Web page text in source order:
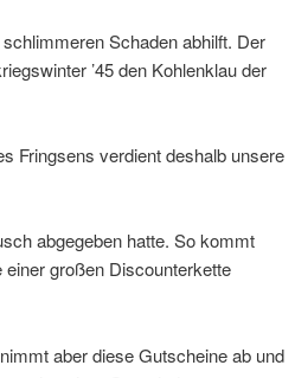
Schaden abhilft. Der
’45 den Kohlenklau der
Fringsens verdient deshalb unsere
abgegeben hatte. So kommt
großen Discounterkette
aber diese Gutscheine ab und